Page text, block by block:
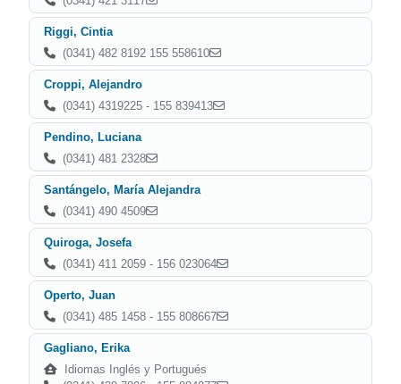
Riggi, Cintia
(0341) 482 8192 155 558610
Croppi, Alejandro
(0341) 4319225 - 155 839413
Pendino, Luciana
(0341) 481 2328
Santángelo, María Alejandra
(0341) 490 4509
Quiroga, Josefa
(0341) 411 2059 - 156 023064
Operto, Juan
(0341) 485 1458 - 155 808667
Gagliano, Erika
Idiomas Inglés y Portugués